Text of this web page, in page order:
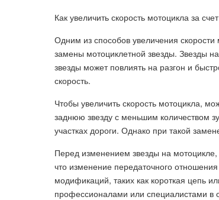
Как увеличить скорость мотоцикла за
Одним из способов увеличения
замены мотоциклетной звезды. Звезды
звезды может повлиять на разгон и
скорость.
Чтобы увеличить скорость мотоцикла,
заднюю звезду с меньшим количеством
участках дороги. Однако при такой
Перед изменением звезды на мотоцикле,
что изменение передаточного
модификаций, таких как короткая цепь
профессионалами или специалистами в